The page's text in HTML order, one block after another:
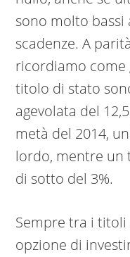
sono molto bassi
scadenze. A
ricordiamo come
titolo di stato
agevolata del
metà del 2014,
lordo, mentre un
di sotto del 3%.
Sempre tra i
opzione di